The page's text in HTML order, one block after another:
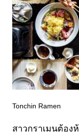
Tonchin Ramen
สาวกราเมนต้อง